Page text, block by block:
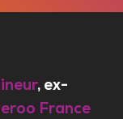
, ex-
France